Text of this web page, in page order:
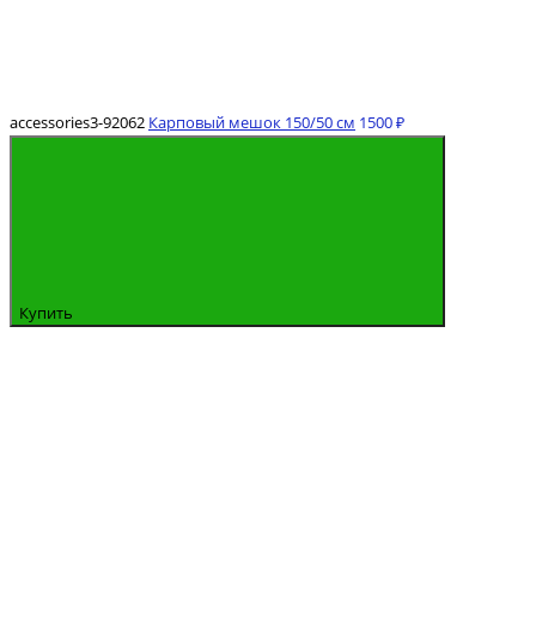
accessories3-92062 Карповый мешок 150/50 см 1500 ₽
Купить